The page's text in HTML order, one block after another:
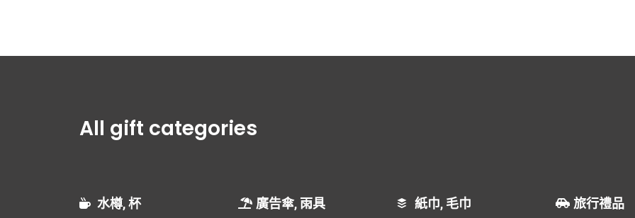
All gift categories
水樽, 杯 廣告傘, 雨具 紙巾, 毛巾 旅行禮品